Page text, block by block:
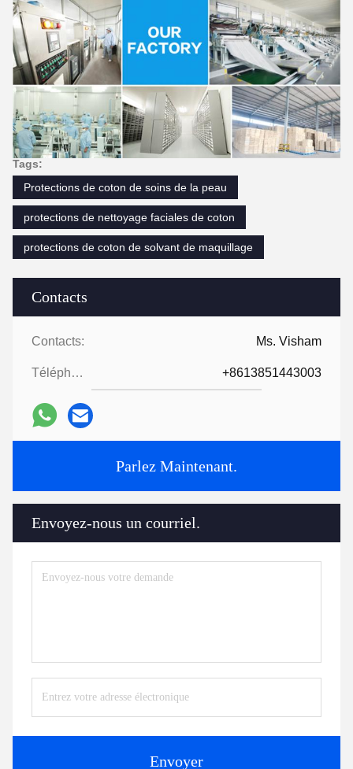
Contacts
Contacts: Ms. Visham
Téléphone: +8613851443003
Parlez Maintenant.
Envoyez-nous un courriel.
Envoyer
Tags:
Protections de coton de soins de la peau
protections de nettoyage faciales de coton
protections de coton de solvant de maquillage